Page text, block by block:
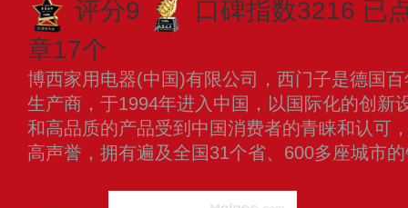
评分9
口碑指数3216 已
章17个
博西家用电器(中国)有限公司，西门子是德国
生产商，于1994年进入中国，以国际化的创新
和高品质的产品受到中国消费者的青睐和认可
高声誉，拥有遍及全国31个省、600多座城市